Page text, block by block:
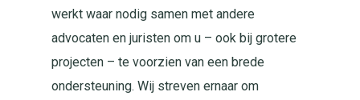
werkt waar nodig samen met andere
advocaten en juristen om u – ook bij grotere
projecten – te voorzien van een brede
ondersteuning. Wij streven ernaar om